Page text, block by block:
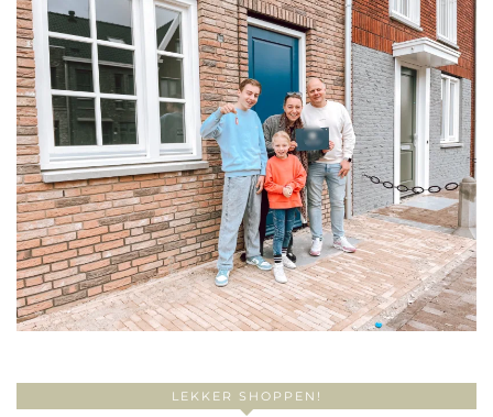
LEKKER SHOPPEN!